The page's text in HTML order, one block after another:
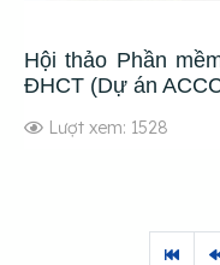
Hội thảo Phần
ĐHCT (Dự án
Lượt xem: 1528